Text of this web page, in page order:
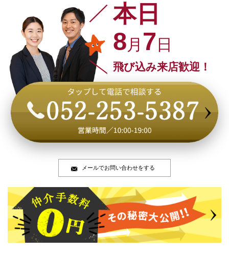
本日
8 月 7 日
飛び込み来店歓迎！
メールでお問い合わせをする